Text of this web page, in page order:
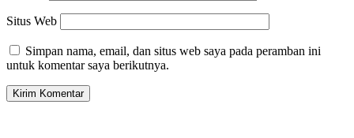
Situs Web
Simpan nama, email, dan situs web saya pada peramban ini
untuk komentar saya berikutnya.